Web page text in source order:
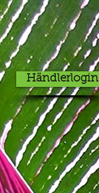
Händlerlogin